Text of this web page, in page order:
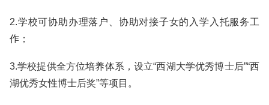
2.学校可协助办理落户、协助对接子女的入学入托服务工
作；
3.学校提供全方位培养体系，设立“西湖大学优秀博士后”“西
湖优秀女性博士后奖”等项目。